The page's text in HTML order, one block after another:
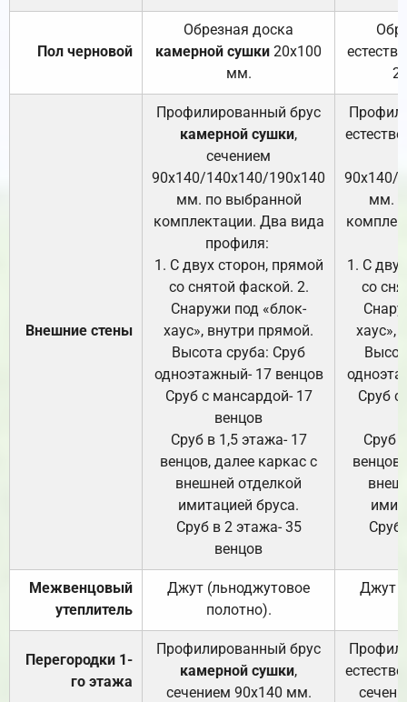
Пол черновой
Обрезная доска
камерной сушки 20х100
мм.
Внешние стены
Профилированный брус
камерной сушки,
сечением
90х140/140х140/190х140
мм. по выбранной
комплектации. Два вида
профиля:
1. С двух сторон, прямой
со снятой фаской. 2.
Снаружи под «блок-
хаус», внутри прямой.
Высота сруба: Сруб
одноэтажный- 17 венцов
Сруб с мансардой- 17
венцов
Сруб в 1,5 этажа- 17
венцов, далее каркас с
внешней отделкой
имитацией бруса.
Сруб в 2 этажа- 35
венцов
90х140/
мм.
1. С
со
хаус»,
Сруб с
Сруб
Сруб
Межвенцовый
утеплитель
Джут (льноджутовое
полотно).
Джут
Перегородки 1-
го этажа
Профилированный брус
камерной сушки,
сечением 90х140 мм.